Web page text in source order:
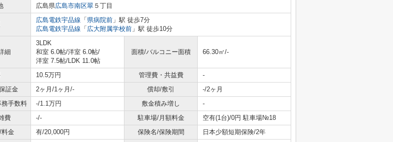
広島県広島市南区翠 ５丁目
広島電鉄宇品線 「 県病院前 」駅 徒歩7分
広島電鉄宇品線 「 広大附属学校前 」駅 徒歩10分
細
3LDK
和室 6.0帖/洋室 6.0帖/
洋室 7.5帖/LDK 11.0帖
面積/バルコニー面積 66.30㎡/-
10.5万円 管理費・共益費
-
証金
2ヶ月/1ヶ月/- 償却/敷引
-/2ヶ月
手数料
-/1.1万円 敷金積み増し
-
費
-/- 駐車場/月額料金
空有(1台)/0円 駐車場№18
金
有/20,000円 保険名/保険期間
日本少額短期保険/2年